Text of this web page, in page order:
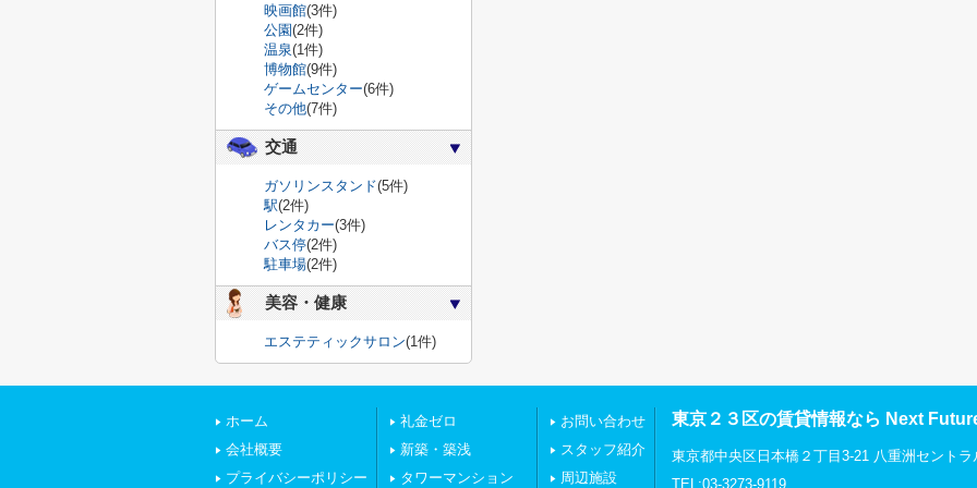
映画館(3件)
公園(2件)
温泉(1件)
博物館(9件)
ゲームセンター(6件)
その他(7件)
交通
ガソリンスタンド(5件)
駅(2件)
レンタカー(3件)
バス停(2件)
駐車場(2件)
美容・健康
エステティックサロン(1件)
ホーム
会社概要
プライバシーポリシー
礼金ゼロ
新築・築浅
タワーマンション
お問い合わせ
スタッフ紹介
周辺施設
東京２３区の賃貸情報なら Next
東京都中央区日本橋２丁目3-21 八重洲セントラ
TEL:03-3273-9119